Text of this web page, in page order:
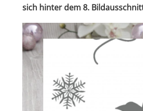
sich hinter dem 8.